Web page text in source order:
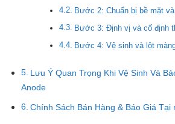
Bước 2: Chuẩn bị bề mặt
Bước 3: Định vị và cố định
Bước 4: Vệ sinh và lột
Lưu Ý Quan Trọng Khi Vệ Sinh Và
Anode
Chính Sách Bán Hàng & Báo Giá Tại